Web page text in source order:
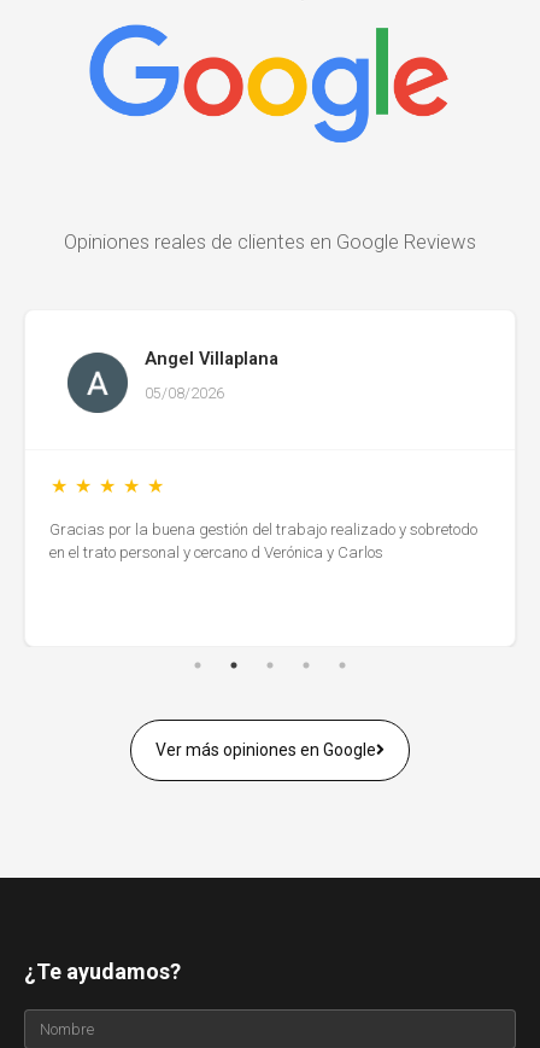
Opiniones reales de clientes en Google Reviews
Angel Villaplana
05/08/2026
Gracias por la buena gestión del trabajo realizado y sobretodo
en el trato personal y cercano d Verónica y Carlos
Ver más opiniones en Google
¿Te ayudamos?